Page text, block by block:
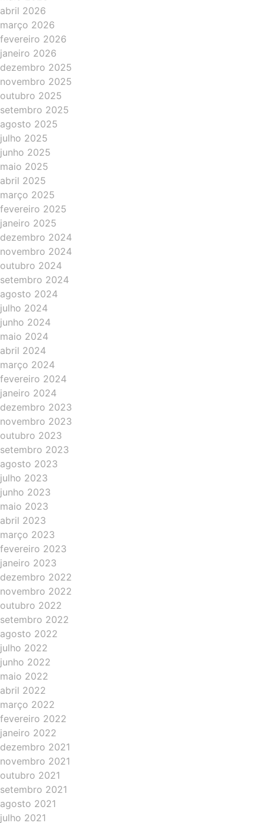
abril 2026
março 2026
fevereiro 2026
janeiro 2026
dezembro 2025
novembro 2025
outubro 2025
setembro 2025
agosto 2025
julho 2025
junho 2025
maio 2025
abril 2025
março 2025
fevereiro 2025
janeiro 2025
dezembro 2024
novembro 2024
outubro 2024
setembro 2024
agosto 2024
julho 2024
junho 2024
maio 2024
abril 2024
março 2024
fevereiro 2024
janeiro 2024
dezembro 2023
novembro 2023
outubro 2023
setembro 2023
agosto 2023
julho 2023
junho 2023
maio 2023
abril 2023
março 2023
fevereiro 2023
janeiro 2023
dezembro 2022
novembro 2022
outubro 2022
setembro 2022
agosto 2022
julho 2022
junho 2022
maio 2022
abril 2022
março 2022
fevereiro 2022
janeiro 2022
dezembro 2021
novembro 2021
outubro 2021
setembro 2021
agosto 2021
julho 2021